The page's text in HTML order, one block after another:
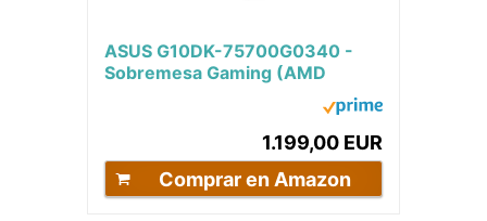
ASUS G10DK-75700G0340 -
Sobremesa Gaming (AMD
Ryzen 7 5700G, 32GB RAM, 1TB
SSD, NVIDIA RTX 3070 8GB,...
1.199,00 EUR
Comprar en Amazon